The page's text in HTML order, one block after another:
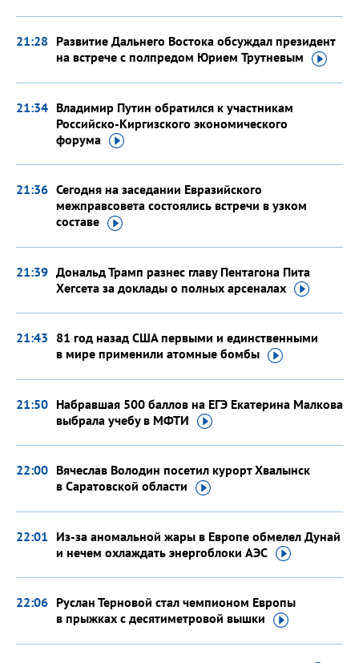
21:28 Развитие Дальнего Востока обсуждал президент
на встрече с полпредом Юрием Трутневым
21:34 Владимир Путин обратился к участникам
Российско-Киргизского экономического
форума
21:36 Сегодня на заседании Евразийского
межправсовета состоялись встречи в узком
составе
21:39 Дональд Трамп разнес главу Пентагона Пита
Хегсета за доклады о полных арсеналах
21:43 81 год назад США первыми и единственными
в мире применили атомные бомбы
21:50 Набравшая 500 баллов на ЕГЭ Екатерина Малкова
выбрала учебув МФТИ
22:00 Вячеслав Володин посетил курорт Хвалынск
в Саратовской области
22:01 Из-за аномальной жары в Европе обмелел Дунай
и нечем охлаждать энергоблоки АЭС
22:06 Руслан Терновой стал чемпионом Европы
в прыжках с десятиметровой вышки